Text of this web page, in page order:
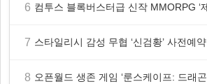
6
7 스타일리시 감성 무협 ‘신검황’ 사전예약
8